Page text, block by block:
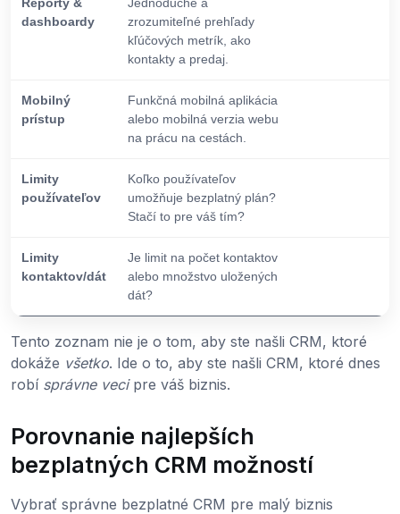
dashboardy
zrozumiteľné prehľady
kľúčových metrík, ako
kontakty a predaj.
Mobilný
prístup
Funkčná mobilná aplikácia
alebo mobilná verzia webu
na prácu na cestách.
Limity
používateľov
Koľko používateľov
umožňuje bezplatný plán?
Stačí to pre váš tím?
Limity
kontaktov/dát
Je limit na počet kontaktov
alebo množstvo uložených
dát?
Tento zoznam nie je o tom, aby ste našli CRM, ktoré
dokáže všetko. Ide o to, aby ste našli CRM, ktoré dnes
robí správne vecipre váš biznis.
Porovnanie najlepších
bezplatných CRM možností
Vybrať správne bezplatné CRM pre malý biznis